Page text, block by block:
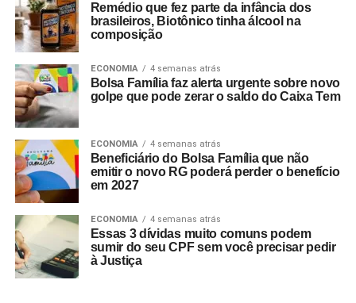
Remédio que fez parte da infância dos
brasileiros, Biotônico tinha álcool na
composição
ECONOMIA 4 semanas atrás
Bolsa Família faz alerta urgente sobre novo
golpe que pode zerar o saldo do Caixa Tem
ECONOMIA 4 semanas atrás
Beneficiário do Bolsa Família que não
emitir o novo RG poderá perder o benefício
em 2027
ECONOMIA 4 semanas atrás
Essas 3 dívidas muito comuns podem
sumir do seu CPF sem você precisar pedir
à Justiça